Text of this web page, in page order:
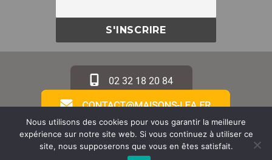
02 32 18 20 84
Nous utilisons des cookies pour vous garantir la meilleure
expérience sur notre site web. Si vous continuez à utiliser ce
site, nous supposerons que vous en êtes satisfait.